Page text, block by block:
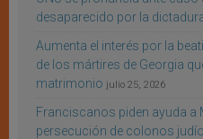
desaparecido por la
Aumenta el interés por la
de los mártires de Georgia
matrimonio julio 25, 2026
Franciscanos piden ayuda a
persecución de colonos